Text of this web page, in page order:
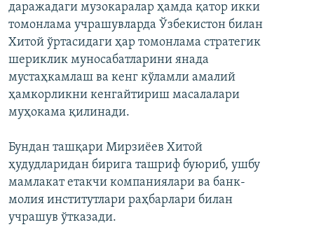
даражадаги музокаралар ҳамда қатор икки
томонлама учрашувларда Ўзбекистон билан
Хитой ўртасидаги ҳар томонлама стратегик
шериклик муносабатларини янада
мустаҳкамлаш ва кенг кўламли амалий
ҳамкорликни кенгайтириш масалалари
муҳокама қилинади.
Бундан ташқари Мирзиёев Хитой
ҳудудларидан бирига ташриф буюриб, ушбу
мамлакат етакчи компаниялари ва банк-
молия институтлари раҳбарлари билан
учрашув ўтказади.